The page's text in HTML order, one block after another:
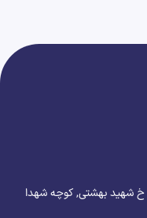
خ شهید بهشتی, کوچه شهدا